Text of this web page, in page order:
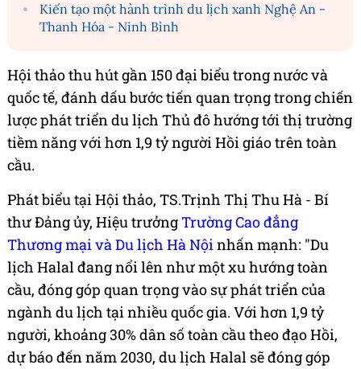
Kiến tạo một hành trình du lịch xanh Nghệ An -
Thanh Hóa - Ninh Bình
Hội thảo thu hút gần 150 đại biểu trong nước và
quốc tế, đánh dấu bước tiến quan trọng trong chiến
lược phát triển du lịch Thủ đô hướng tới thị trường
tiềm năng với hơn 1,9 tỷ người Hồi giáo trên toàn
cầu.
Phát biểu tại Hội thảo, TS.Trịnh Thị Thu Hà - Bí
thư Đảng ủy, Hiệu trưởngTrường Cao đẳng
Thương mại và Du lịch Hà Nộinhấn mạnh: "Du
lịch Halal đang nổi lên như một xu hướng toàn
cầu, đóng góp quan trọng vào sự phát triển của
ngành du lịch tại nhiều quốc gia. Với hơn 1,9 tỷ
người, khoảng 30% dân số toàn cầu theo đạo Hồi,
dự báo đến năm 2030, du lịch Halal sẽ đóng góp